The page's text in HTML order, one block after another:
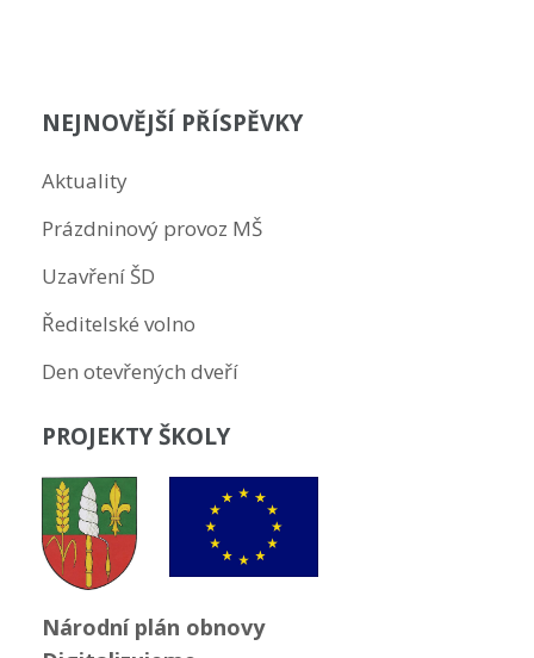
NEJNOVĚJŠÍ PŘÍSPĚVKY
Aktuality
Prázdninový provoz MŠ
Uzavření ŠD
Ředitelské volno
Den otevřených dveří
PROJEKTY ŠKOLY
Národní plán obnovy